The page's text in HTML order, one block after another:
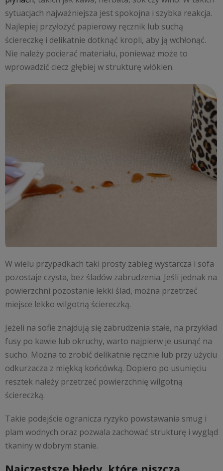
sytuacjach najważniejsza jest spokojna i szybka reakcja.
Najlepiej przyłożyć papierowy ręcznik lub suchą
ściereczkę i delikatnie dotknąć kropli, aby ją wchłonąć.
Nie należy pocierać materiału, ponieważ może to
wprowadzić ciecz głębiej w strukturę włókien.
W wielu przypadkach taki prosty zabieg wystarcza i sofa
pozostaje czysta, bez śladów zabrudzenia. Jeśli jednak na
powierzchni pozostanie lekki ślad, można przetrzeć
miejsce lekko wilgotną ściereczką.
Jeżeli na sofie znajdują się zabrudzenia stałe, na przykład
fusy po kawie lub okruchy, warto najpierw je usunąć na
sucho. Można to zrobić delikatnie ręcznie lub przy użyciu
odkurzacza z miękką końcówką. Dopiero po usunięciu
resztek należy przetrzeć powierzchnię wilgotną
ściereczką.
Takie podejście ogranicza ryzyko powstawania smug i
plam wodnych oraz pozwala zachować strukturę i wygląd
tkaniny w dobrym stanie.